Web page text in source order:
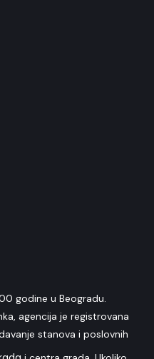
godine u Beogradu.
agencija je registrovana
stanova i poslovnih